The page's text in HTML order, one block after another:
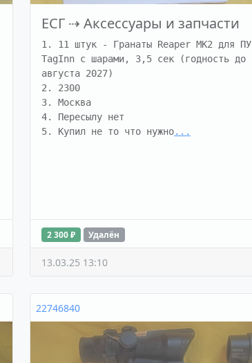
ЕСГ ⇢ Аксессуары и запчасти
1. 11 штук - Гранаты Reaper MK2 для ПУ
TagInn с шарами, 3,5 сек (годность до
августа 2027)
2. 2300
3. Москва
4. Пересылу нет
5. Купил не то что нужно...
2 300 ₽ Удалён
13.03.25 13:10
22746840